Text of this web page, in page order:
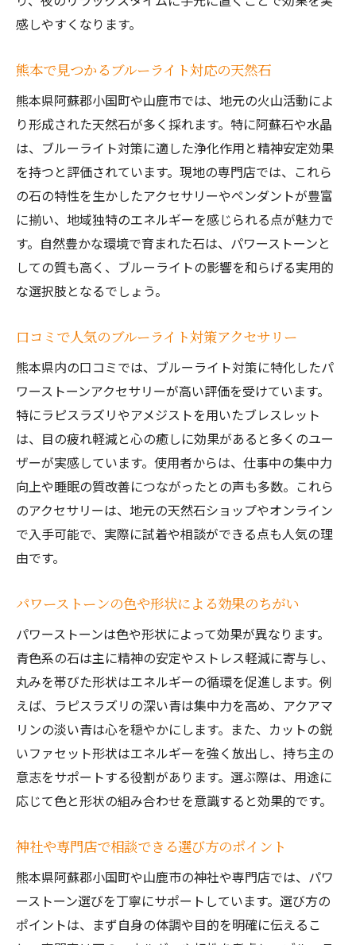
感しやすくなります。
熊本で見つかるブルーライト対応の天然石
熊本県阿蘇郡小国町や山鹿市では、地元の火山活動によ
り形成された天然石が多く採れます。特に阿蘇石や水晶
は、ブルーライト対策に適した浄化作用と精神安定効果
を持つと評価されています。現地の専門店では、これら
の石の特性を生かしたアクセサリーやペンダントが豊富
に揃い、地域独特のエネルギーを感じられる点が魅力で
す。自然豊かな環境で育まれた石は、パワーストーンと
しての質も高く、ブルーライトの影響を和らげる実用的
な選択肢となるでしょう。
口コミで人気のブルーライト対策アクセサリー
熊本県内の口コミでは、ブルーライト対策に特化したパ
ワーストーンアクセサリーが高い評価を受けています。
特にラピスラズリやアメジストを用いたブレスレット
は、目の疲れ軽減と心の癒しに効果があると多くのユー
ザーが実感しています。使用者からは、仕事中の集中力
向上や睡眠の質改善につながったとの声も多数。これら
のアクセサリーは、地元の天然石ショップやオンライン
で入手可能で、実際に試着や相談ができる点も人気の理
由です。
パワーストーンの色や形状による効果のちがい
パワーストーンは色や形状によって効果が異なります。
青色系の石は主に精神の安定やストレス軽減に寄与し、
丸みを帯びた形状はエネルギーの循環を促進します。例
えば、ラピスラズリの深い青は集中力を高め、アクアマ
リンの淡い青は心を穏やかにします。また、カットの鋭
いファセット形状はエネルギーを強く放出し、持ち主の
意志をサポートする役割があります。選ぶ際は、用途に
応じて色と形状の組み合わせを意識すると効果的です。
神社や専門店で相談できる選び方のポイント
熊本県阿蘇郡小国町や山鹿市の神社や専門店では、パワ
ーストーン選びを丁寧にサポートしています。選び方の
ポイントは、まず自身の体調や目的を明確に伝えるこ